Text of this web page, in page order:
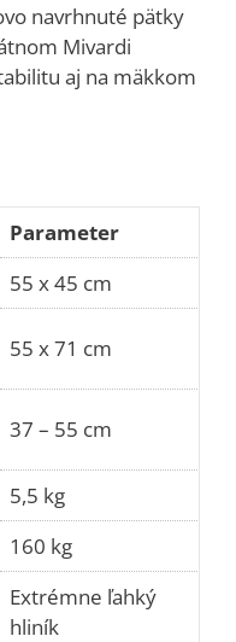
navrhnuté pätky
Mivardi
aj na mäkkom
Parameter
55 x 45 cm
55 x 71 cm
37 – 55 cm
5,5 kg
160 kg
Extrémne ľahký
hliník